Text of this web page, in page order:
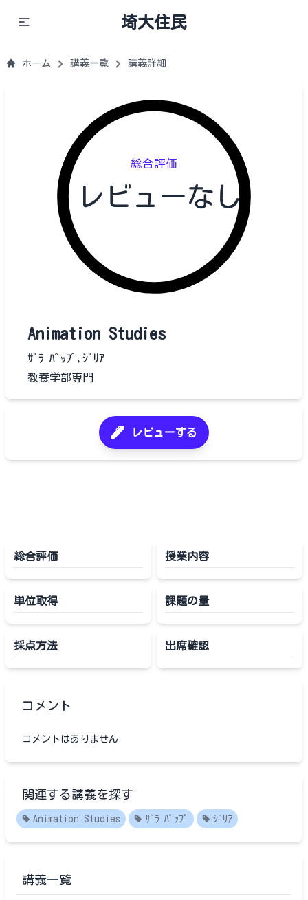
埼大住民
ホーム 講義一覧 講義詳細
総合評価
レビューなし
Animation Studies
ｻﾞﾗ ﾊﾟｯﾌﾟ,ｼﾞﾘｱ
教養学部専門
レビューする
総合評価 授業内容
単位取得 課題の量
採点方法 出席確認
コメント
コメントはありません
関連する講義を探す
Animation Studies ｻﾞﾗ ﾊﾟｯﾌﾟ ｼﾞﾘｱ
講義一覧